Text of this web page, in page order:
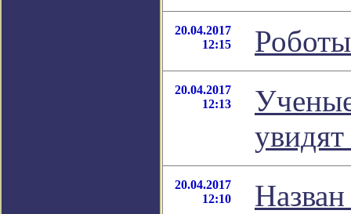
20.04.2017
12:15
20.04.2017
12:13
20.04.2017
12:10